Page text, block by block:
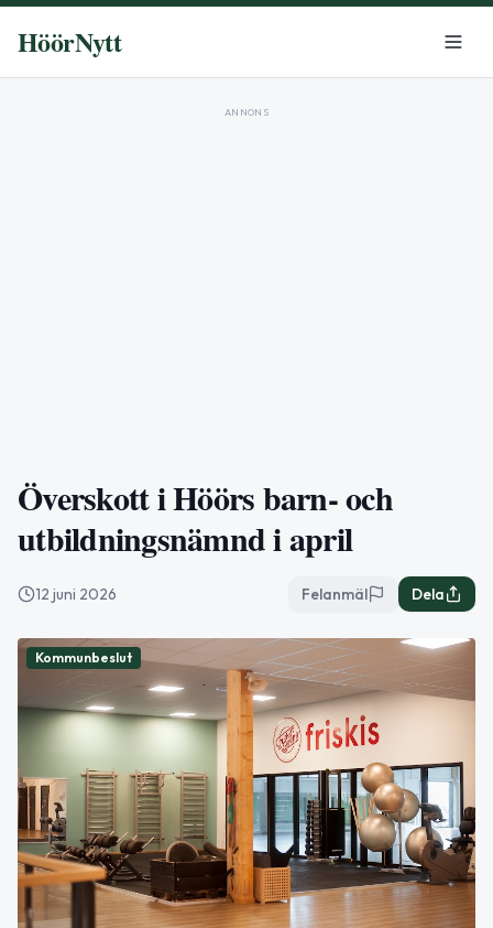
HöörNytt
ANNONS
Överskott i Höörs barn- och
utbildningsnämnd i april
12 juni 2026 Felanmäl Dela
Kommunbeslut